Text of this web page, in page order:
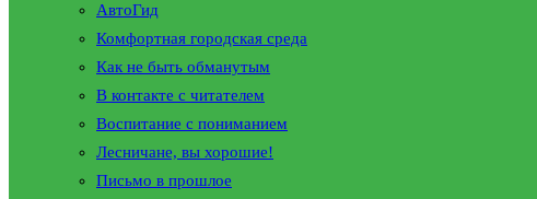
АвтоГид
Комфортная городская среда
Как не быть обманутым
В контакте с читателем
Воспитание с пониманием
Лесничане, вы хорошие!
Письмо в прошлое